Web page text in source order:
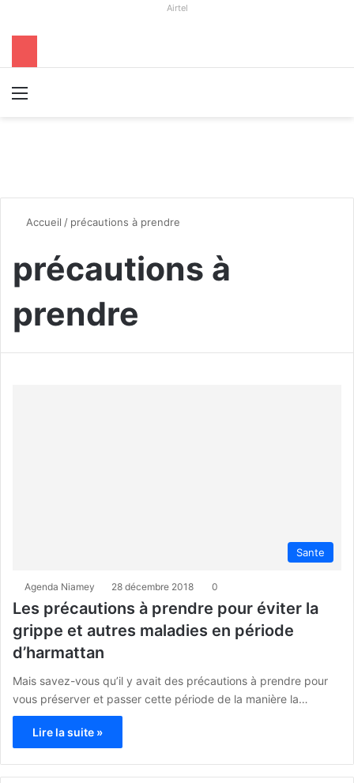
Airtel
Accueil / précautions à prendre
précautions à
prendre
Sante
Agenda Niamey 28 décembre 2018 0
Les précautions à prendre pour éviter la
grippe et autres maladies en période
d’harmattan
Mais savez-vous qu’il y avait des précautions à prendre pour
vous préserver et passer cette période de la manière la…
Lire la suite »